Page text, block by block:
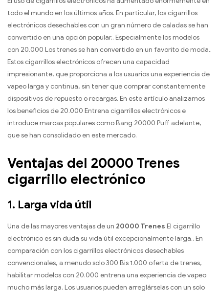
todo el mundo en los últimos años. En particular, los cigarrillos
electrónicos desechables con un gran número de caladas se han
convertido en una opción popular.. Especialmente los modelos
con 20.000 Los trenes se han convertido en un favorito de moda..
Estos cigarrillos electrónicos ofrecen una capacidad
impresionante, que proporciona a los usuarios una experiencia de
vapeo larga y continua, sin tener que comprar constantemente
dispositivos de repuesto o recargas. En este artículo analizamos
los beneficios de 20.000 Entrena cigarrillos electrónicos e
introduce marcas populares como Bang 20000 Puff adelante,
que se han consolidado en este mercado.
Ventajas del 20000 Trenes
cigarrillo electrónico
1. Larga vida útil
Una de las mayores ventajas de un 20000 Trenes El cigarrillo
electrónico es sin duda su vida útil excepcionalmente larga.. En
comparación con los cigarrillos electrónicos desechables
convencionales, a menudo solo 300 Bis 1.000 oferta de trenes,
habilitar modelos con 20.000 entrena una experiencia de vapeo
mucho más larga. Los usuarios pueden arreglárselas con un solo